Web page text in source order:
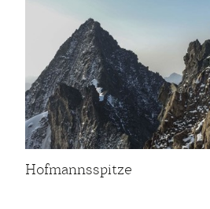
Hofmannsspitze